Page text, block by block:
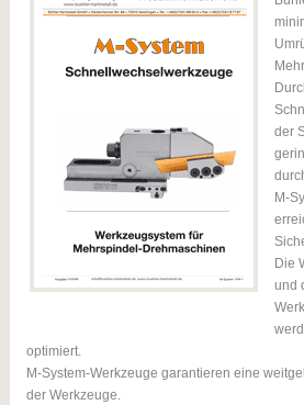
der
M-
Die
und
optimiert.
M-System-Werkzeuge garantieren eine
der Werkzeuge.